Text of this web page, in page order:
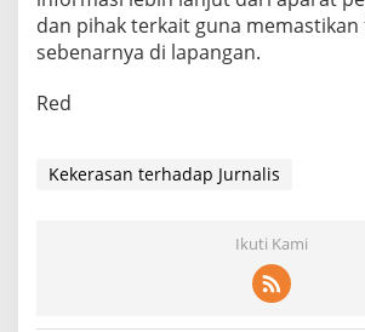
dan pihak terkait guna memastikan
sebenarnya di lapangan.
Red
Kekerasan terhadap Jurnalis
Ikuti Kami